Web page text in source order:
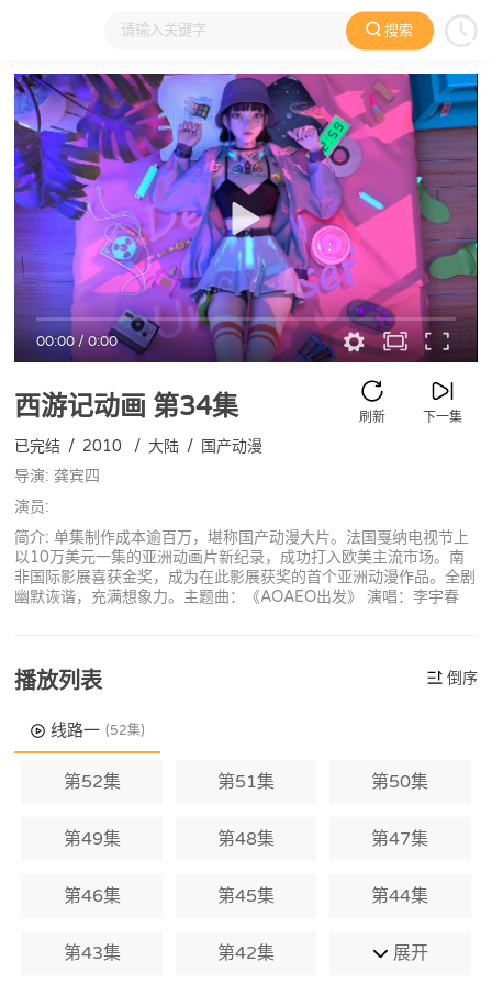
搜索
大家在看 日本动漫 国产动漫 欧美动漫 动漫电影
00:00/0:00
西游记动画 第34集 下一集
刷新
已完结 / 2010 / 大陆 / 国产动漫
导演: 龚宾四
演员:
简介: 单集制作成本逾百万，堪称国产动漫大片。法国戛纳电视节上
以10万美元一集的亚洲动画片新纪录，成功打入欧美主流市场。南
非国际影展喜获金奖，成为在此影展获奖的首个亚洲动漫作品。全剧
幽默诙谐，充满想象力。主题曲：《AOAEO出发》 演唱：李宇春
播放列表 倒序
线路一 (52集)
第52集 第51集 第50集
第49集 第48集 第47集
第46集 第45集 第44集
第43集 第42集 展开